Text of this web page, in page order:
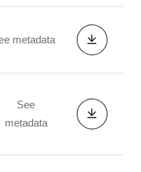
metadata
See
metadata